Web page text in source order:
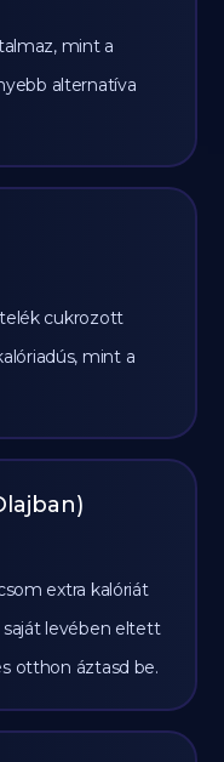
mint a
alternatíva
cukrozott
mint a
extra kalóriát
levében eltett
otthon áztasd be.